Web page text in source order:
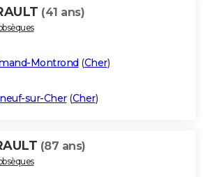
(41 ans)
Montrond (Cher)
sur-Cher(Cher)
(87 ans)